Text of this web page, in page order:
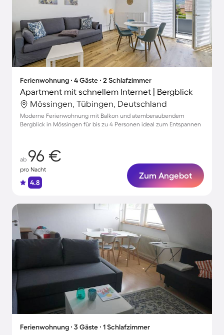
Ferienwohnung ∙ 4 Gäste ∙ 2 Schlafzimmer
Apartment mit schnellem Internet | Bergblick
Mössingen, Tübingen, Deutschland
Moderne Ferienwohnung mit Balkon und atemberaubendem
Bergblick in Mössingen für bis zu 4 Personen ideal zum Entspannen
ab 96 €
pro Nacht
4.8
Zum Angebot
Ferienwohnung ∙ 3 Gäste ∙ 1 Schlafzimmer